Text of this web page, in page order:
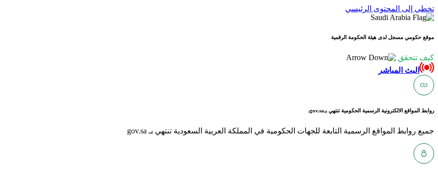
تخطي إلى المحتوى الرئيسي
موقع حكومي مسجل لدى هيئة الحكومة الرقمية
كيف تتحقق
البث المباشر
روابط المواقع الالكترونية الرسمية الحكومية تنتهي بـgov.sa.
جميع روابط المواقع الرسمية التابعة للجهات الحكومية في المملكة العربية السعودية تنتهي بـ gov.sa